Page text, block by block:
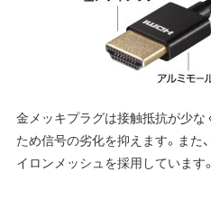
金メッキプラグは接触抵抗が少な
ため信号の劣化を抑えます。また
イロンメッシュを採用しています。